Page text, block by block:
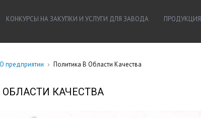
КОНКУРСЫ НА ЗАКУПКИ И УСЛУГИ ДЛЯ ЗАВОДА ПРОДУКЦИЯ
О предприятии Политика В Области Качества
КАЧЕСТВА